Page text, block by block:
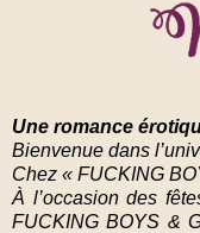
Une romance
Bienvenue dans
Chez « FUCKING
À l’occasion des
FUCKING BOYS &